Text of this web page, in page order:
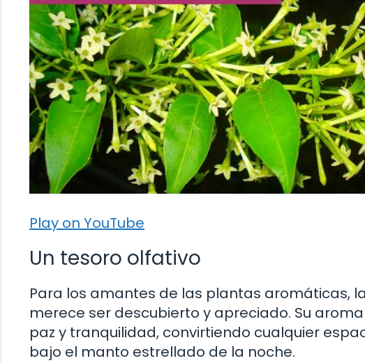
Play on YouTube
Un tesoro olfativo
Para los amantes de las plantas aromáticas,
merece ser descubierto y apreciado. Su
paz y tranquilidad, convirtiendo cualquier
bajo el manto estrellado de la noche.